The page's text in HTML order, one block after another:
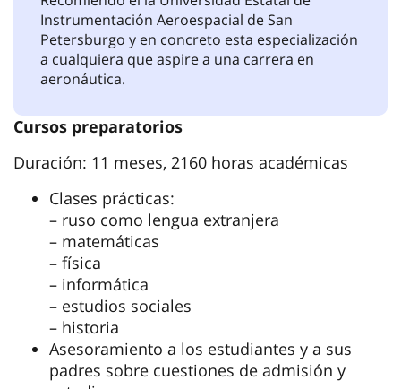
Estudiar en la Universidad Estatal de
Instrumentación Aeroespacial de San
Petersburgo me ha proporcionado las
habilidades y los conocimientos necesarios
para avanzar en el campo de la aeronáutica
administración de la universidad se llevan bien
de los estudiantes!
Recomiendo el la Universidad Estatal de
Instrumentación Aeroespacial de San
Petersburgo y en concreto esta especialización
a cualquiera que aspire a una carrera en
aeronáutica.
Cursos preparatorios
Duración: 11 meses, 2160 horas académicas